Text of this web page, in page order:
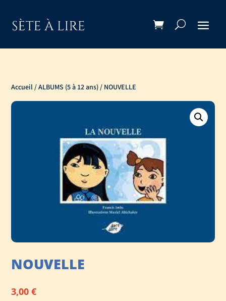
Accueil /ALBUMS (5 à 12 ans) / NOUVELLE
NOUVELLE
3,00€